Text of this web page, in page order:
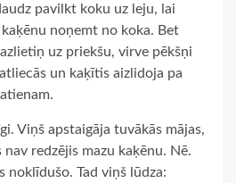
pavilkt koku uz leju, lai
noņemt no koka. Bet
uz priekšu, virve pēkšņi
un kaķītis aizlidoja pa
Viņš apstaigāja tuvākās mājas,
redzējis mazu kaķēnu. Nē.
noklīdušo. Tad viņš lūdza: